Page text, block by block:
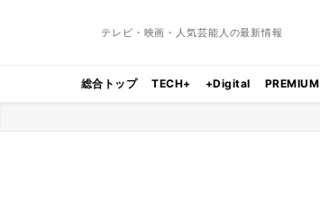
テレビ・映画・人気芸能人の最新情報
総合トップ TECH+ +Digital PREMIUM